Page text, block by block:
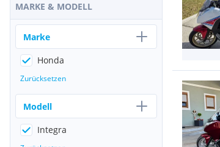
MARKE & MODELL
Marke
Honda
Zurücksetzen
Modell
Integra